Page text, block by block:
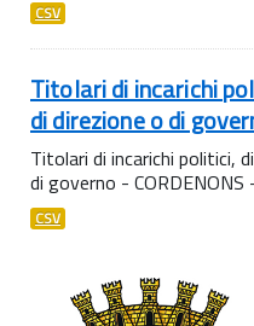
CSV
Titolari di incarichi
di direzione o di
Titolari di incarichi politici,
di governo -
CSV